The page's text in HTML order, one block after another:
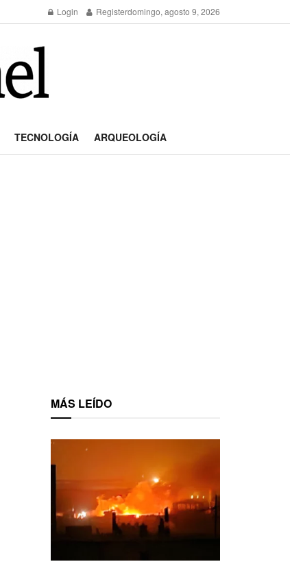
Login Registerdomingo, agosto 9, 2026
TECNOLOGÍA ARQUEOLOGÍA
MÁS LEÍDO